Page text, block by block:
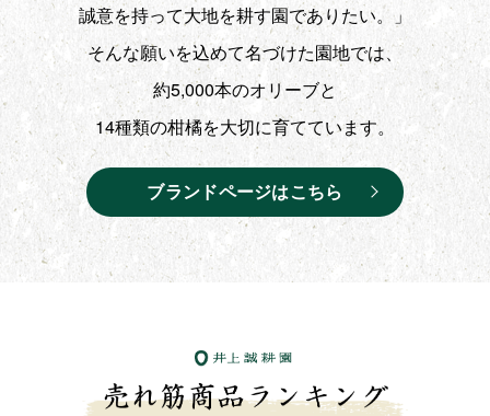
誠意を持って大地を耕す園でありたい。」
そんな願いを込めて名づけた園地では、
約5,000本のオリーブと
14種類の柑橘を大切に育てています。
ブランドページはこちら